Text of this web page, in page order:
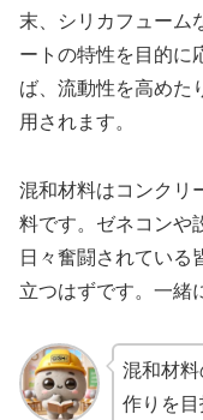
末、シリカフューム
ートの特性を目的に
ば、流動性を高めた
用されます。
混和材料はコンクリ
料です。ゼネコンや
日々奮闘されている
立つはずです。一緒
混和材
作りを